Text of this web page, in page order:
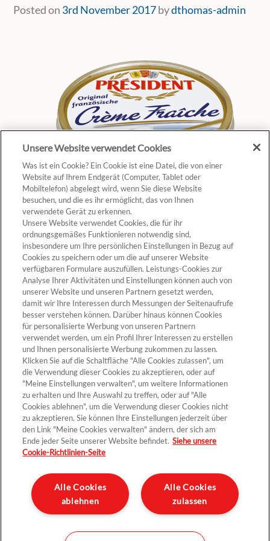
Posted on 3rd November 2017bydthomas-admin
Cookie-Einstellungen
Kontakt >
Datenschutz
Impressum und rechtliche Hinweise
Sitemap
Unternehmen
Unsere Website verwendet Cookies
Was ist ein Cookie? Ein Cookie ist eine Datei, die von einer
Website auf Ihrem Endgerät (Computer, Tablet oder
Mobiltelefon) abgelegt wird, wenn Sie diese Website
besuchen, und die es ihr ermöglicht, das von Ihnen
verwendete Gerät zu erkennen.
Unsere Website verwendet Cookies, die für ihr
ordnungsgemäßes Funktionieren notwendig sind,
insbesondere um Ihre persönlichen Einstellungen in Bezug auf
Cookies zu speichern oder um die auf unserer Website
verfügbaren Formulare auszufüllen. Leistungs-Cookies zur
Analyse Ihrer Aktivitäten und Einstellungen können auch von
unserer Website und unseren Partnern gesetzt werden,
damit wir Ihre Interessen durch Messungen der Seitenaufrufe
besser verstehen können. Darüber hinaus können Cookies
für personalisierte Werbung von unseren Partnern
verwendet werden, um ein Profil Ihrer Interessen zu erstellen
und Ihnen personalisierte Werbung zukommen zu lassen.
Klicken Sie auf die Schaltfläche "Alle Cookies zulassen", um
die Verwendung dieser Cookies zu akzeptieren, oder auf
"Meine Einstellungen verwalten", um weitere Informationen
zu erhalten und Ihre Auswahl zu treffen, oder auf "Alle
Cookies ablehnen", um die Verwendung dieser Cookies nicht
zu akzeptieren. Sie können Ihre Einstellungen jederzeit über
den Link "Meine Cookies verwalten" ändern, der sich am
Ende jeder Seite unserer Website befindet. Siehe unsere
Cookie-Richtlinien-Seite
Alle Cookies
zulassen
Alle Cookies
ablehnen